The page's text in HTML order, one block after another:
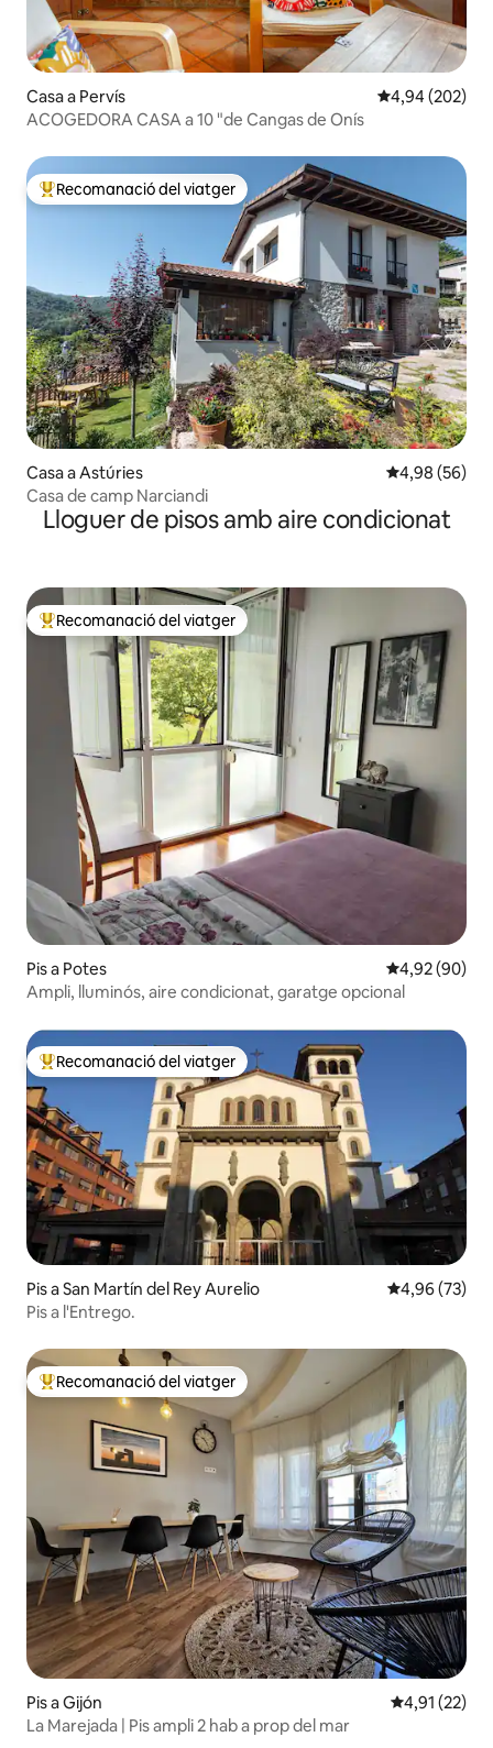
Casa a Pervís 4,94 de
4,94 (202)
ACOGEDORA CASA a 10 "de Cangas de Onís
Principals recomanacions dels viatgers
Recomanació del viatger
Casa a Astúries 4,98 de
4,98 (56)
Casa de camp Narciandi
Lloguer de pisos amb aire condicionat
Principals recomanacions dels viatgers
Recomanació del viatger
Pis a Potes 4,92 de
4,92 (90)
Ampli, lluminós, aire condicionat, garatge opcional
Principals recomanacions dels viatgers
Recomanació del viatger
Pis a San Martín del Rey Aurelio 4,96 de
4,96 (73)
Pis a l'Entrego.
Principals recomanacions dels viatgers
Recomanació del viatger
Pis a Gijón 4,91 de
4,91 (22)
La Marejada | Pis ampli 2 hab a prop del mar